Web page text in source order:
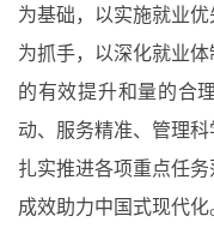
为基础，以实施就业
为抓手，以深化就业
的有效提升和量的合
动、服务精准、管理科
扎实推进各项重点任
成效助力中国式现代化